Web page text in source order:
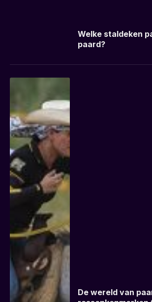
Welke staldeken
paard?
De wereld van